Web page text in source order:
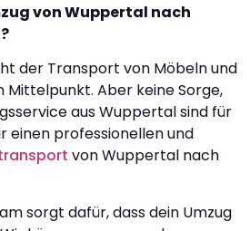
von Wuppertal nach
der Transport von Möbeln und
Aber keine Sorge,
aus Wuppertal sind für
einen professionellen und
von Wuppertal nach
sorgt dafür, dass dein Umzug